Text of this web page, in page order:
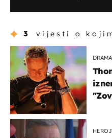
3 vijesti o
HEROJ